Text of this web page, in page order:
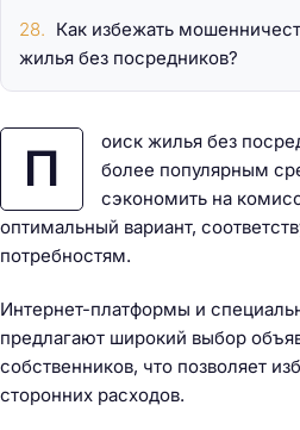
П
оиск жилья без
более популярным
сэкономить на
оптимальный вариант,
потребностям.
Интернет-платформы и
предлагают широкий выбор
собственников, что позволяет
сторонних расходов.
Как избежать
жилья без посредников?